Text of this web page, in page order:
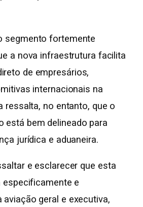
segmento fortemente
a nova infraestrutura facilita
de empresários,
internacionais na
ressalta, no entanto, que o
está bem delineado para
jurídica e aduaneira.
e esclarecer que esta
especificamente e
aviação geral e executiva,